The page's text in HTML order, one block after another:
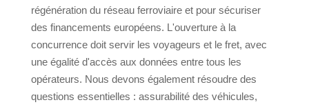
régénération du réseau ferroviaire et pour sécuriser
des financements européens. L'ouverture à la
concurrence doit servir les voyageurs et le fret, avec
une égalité d'accès aux données entre tous les
opérateurs. Nous devons également résoudre des
questions essentielles : assurabilité des véhicules,